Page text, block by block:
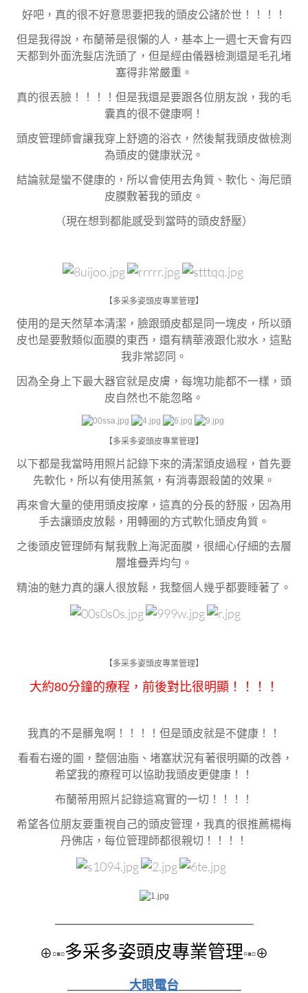
好吧，真的很不好意思要把我的頭皮公諸於世！！！！
但是我得說，布蘭蒂是很懶的人，基本上一週七天會有四
天都到外面洗髮店洗頭了，但是經由儀器檢測還是毛孔堵
塞得非常嚴重。
真的很丟臉！！！！但是我還是要跟各位朋友說，我的毛
囊真的很不健康啊！
頭皮管理師會讓我穿上舒適的浴衣，然後幫我頭皮做檢測
為頭皮的健康狀況。
結論就是蠻不健康的，所以會使用去角質、軟化、海尼頭
皮膜敷著我的頭皮。
（現在想到都能感受到當時的頭皮舒壓）
【多采多姿頭皮專業管理】
使用的是天然草本清潔，臉跟頭皮都是同一塊皮，所以頭
皮也是要敷類似面膜的東西，還有精華液跟化妝水，這點
我非常認同。
因為全身上下最大器官就是皮膚，每塊功能都不一樣，頭
皮自然也不能忽略。
【多采多姿頭皮專業管理】
以下都是我當時用照片記錄下來的清潔頭皮過程，首先要
先軟化，所以有使用蒸氣，有消毒跟殺菌的效果。
再來會大量的使用頭皮按摩，這真的分長的舒服，因為用
手去讓頭皮放鬆，用轉圈的方式軟化頭皮角質。
之後頭皮管理師有幫我敷上海泥面膜，很細心仔細的去層
層堆疊弄均勻。
精油的魅力真的讓人很放鬆，我整個人幾乎都要睡著了。
【多采多姿頭皮專業管理】
大約80分鐘的療程，前後對比很明顯！！！！
我真的不是髒鬼啊！！！！但是頭皮就是不健康！！
看看右邊的圖，整個油脂、堵塞狀況有著很明顯的改善，
希望我的療程可以協助我頭皮更健康！！
布蘭蒂用照片記錄這寫實的一切！！！！
希望各位朋友要重視自己的頭皮管理，我真的很推薦楊梅
丹佛店，每位管理師都很親切！！！！
⊕▫▪▫多采多姿頭皮專業管理▫▪▫⊕
大眼電台